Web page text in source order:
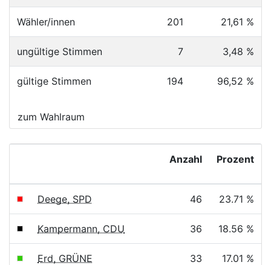
Wähler/innen 201 21,61 %
ungültige Stimmen 7 3,48 %
gültige Stimmen 194 96,52 %
zum Wahlraum
Anzahl Prozent
Deege, SPD 46 23.71 %
Kampermann, CDU 36 18.56 %
Erd, GRÜNE 33 17.01 %